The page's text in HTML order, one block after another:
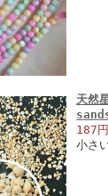
天然
187
小さ